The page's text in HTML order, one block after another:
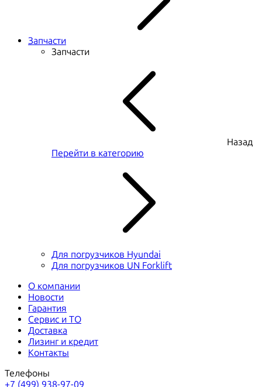
Запчасти
Запчасти
Назад
Перейти в категорию
Для погрузчиков Hyundai
Для погрузчиков UN Forklift
О компании
Новости
Гарантия
Сервис и ТО
Доставка
Лизинг и кредит
Контакты
Телефоны
+7 (499) 938-97-09